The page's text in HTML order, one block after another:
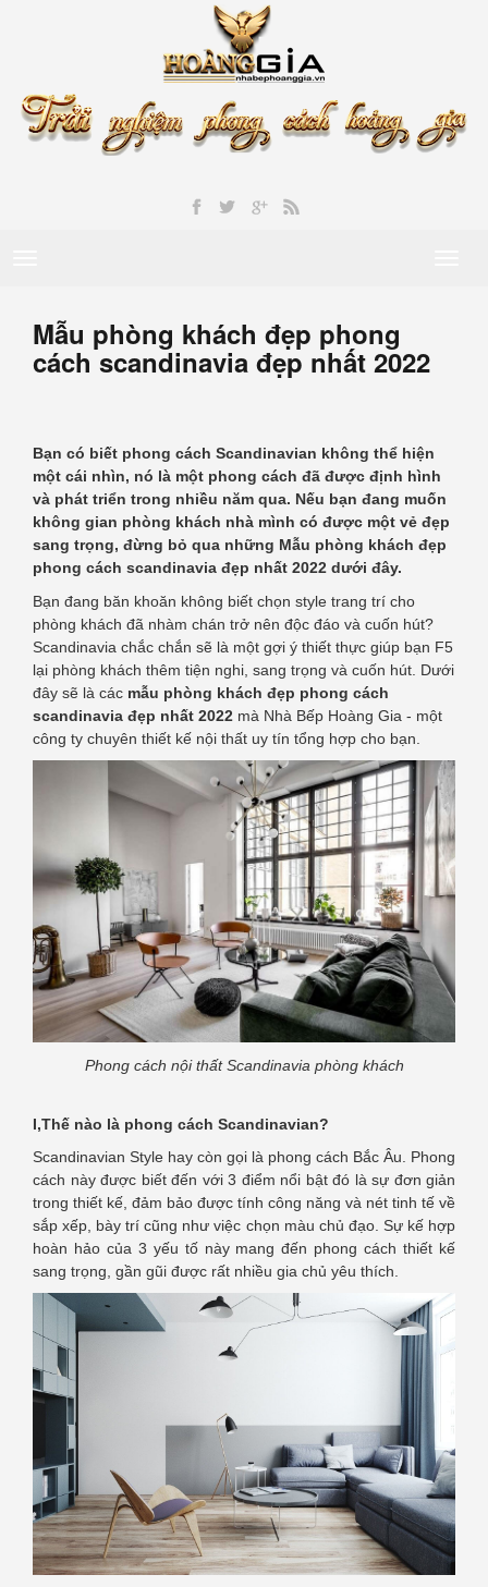
Mẫu phòng khách đẹp phong
cách scandinavia đẹp nhất 2022
Bạn có biết phong cách Scandinavian không thể hiện
một cái nhìn, nó là một phong cách đã được định hình
và phát triển trong nhiều năm qua. Nếu bạn đang muốn
không gian phòng khách nhà mình có được một vẻ đẹp
sang trọng, đừng bỏ qua những Mẫu phòng khách đẹp
phong cách scandinavia đẹp nhất 2022 dưới đây.
Bạn đang băn khoăn không biết chọn style trang trí cho
phòng khách đã nhàm chán trở nên độc đáo và cuốn hút?
Scandinavia chắc chắn sẽ là một gợi ý thiết thực giúp bạn F5
lại phòng khách thêm tiện nghi, sang trọng và cuốn hút. Dưới
đây sẽ là các mẫu phòng khách đẹp phong cách
scandinavia đẹp nhất 2022 mà Nhà Bếp Hoàng Gia - một
công ty chuyên thiết kế nội thất uy tín tổng hợp cho bạn.
Phong cách nội thất Scandinavia phòng khách
I,Thế nào là phong cách Scandinavian?
Scandinavian Style hay còn gọi là phong cách Bắc Âu. Phong
cách này được biết đến với 3 điểm nổi bật đó là sự đơn giản
trong thiết kế, đảm bảo được tính công năng và nét tinh tế về
sắp xếp, bày trí cũng như việc chọn màu chủ đạo. Sự kế hợp
hoàn hảo của 3 yếu tố này mang đến phong cách thiết kế
sang trọng, gần gũi được rất nhiều gia chủ yêu thích.